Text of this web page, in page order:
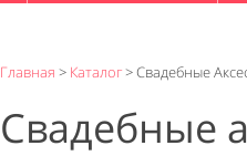
Главная > Каталог>Свадебные
Свадебные